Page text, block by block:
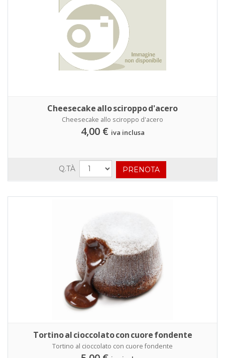
Cheesecake allo sciroppo d'acero
Cheesecake allo sciroppo d'acero
4,00 € iva inclusa
Q.TÀ
Tortino al cioccolato con cuore fondente
Tortino al cioccolato con cuore fondente